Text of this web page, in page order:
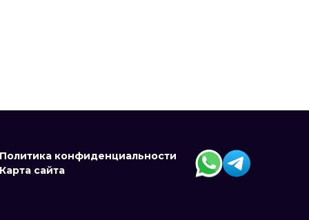
Политика конфиденциальности
Карта сайта